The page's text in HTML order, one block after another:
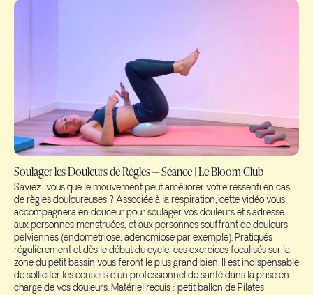
Soulager les Douleurs de Règles — Séance | Le Bloom Club
Saviez-vous que le mouvement peut améliorer votre ressenti en cas
de règles douloureuses ? Associée à la respiration, cette vidéo vous
accompagnera en douceur pour soulager vos douleurs et s'adresse
aux personnes menstruées, et aux personnes souffrant de douleurs
pelviennes (endométriose, adénomiose par exemple). Pratiqués
régulièrement et dès le début du cycle, ces exercices focalisés sur la
zone du petit bassin vous feront le plus grand bien. Il est indispensable
de solliciter les conseils d'un professionnel de santé dans la prise en
charge de vos douleurs. Matériel requis : petit ballon de Pilates